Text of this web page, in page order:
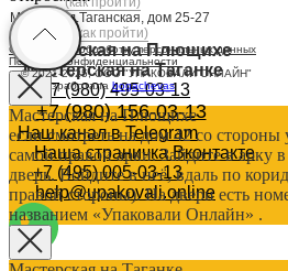
Москва, ул.Таганская, дом 25-27
(как пройти)
Мастерская на Плющихе
Мастерская на Таганке
+7 (980) 495-03-13
+7 (980) 156-03-13
Наш канал в Telegram
Наша страничка Вконтакте
+7 (495) 005-03-13
help@upakovali.online
Согласие на обработку персональных данных
Политика конфиденциальности
© 2021-2025, ООО "УПАКОВАЛИ ОНЛАЙН"
Сайт разработала bogachevas
Мастерская на Плющихе
если смотреть на дом 42 со
самой правой арки. Зайдите в арку
дверь. Войдите в неё, вдаль по
правой стороны). На двери есть
названием «Упаковали Онлайн» .